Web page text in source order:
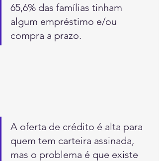
65,6% das famílias tinham
algum empréstimo e/ou
compra a prazo.
A oferta de crédito é alta para
quem tem carteira assinada,
mas o problema é que existe